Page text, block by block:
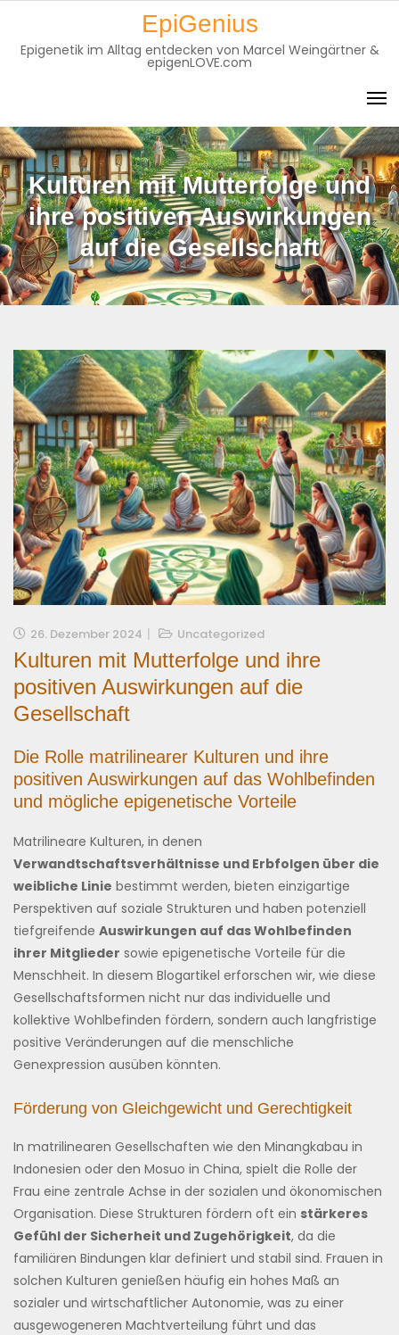
content
EpiGenius
Epigenetik im Alltag entdecken von Marcel Weingärtner &
epigenLOVE.com
Kulturen mit Mutterfolge und
ihre positiven Auswirkungen
auf die Gesellschaft
26. Dezember 2024 Uncategorized
Kulturen mit Mutterfolge und ihre
positiven Auswirkungen auf die
Gesellschaft
Die Rolle matrilinearer Kulturen und ihre
positiven Auswirkungen auf das Wohlbefinden
und mögliche epigenetische Vorteile
Matrilineare Kulturen, in denen
Verwandtschaftsverhältnisse und Erbfolgen über die
weibliche Linie bestimmt werden, bieten einzigartige
Perspektiven auf soziale Strukturen und haben potenziell
tiefgreifende Auswirkungen auf das Wohlbefinden
ihrer Mitglieder sowie epigenetische Vorteile für die
Menschheit. In diesem Blogartikel erforschen wir, wie diese
Gesellschaftsformen nicht nur das individuelle und
kollektive Wohlbefinden fördern, sondern auch langfristige
positive Veränderungen auf die menschliche
Genexpression ausüben könnten.
Förderung von Gleichgewicht und Gerechtigkeit
In matrilinearen Gesellschaften wie den Minangkabau in
Indonesien oder den Mosuo in China, spielt die Rolle der
Frau eine zentrale Achse in der sozialen und ökonomischen
Organisation. Diese Strukturen fördern oft ein stärkeres
Gefühl der Sicherheit und Zugehörigkeit, da die
familiären Bindungen klar definiert und stabil sind. Frauen in
solchen Kulturen genießen häufig ein hohes Maß an
sozialer und wirtschaftlicher Autonomie, was zu einer
ausgewogeneren Machtverteilung führt und das